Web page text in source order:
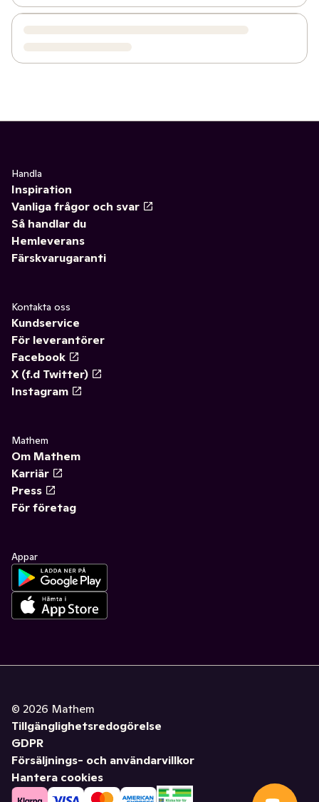
Handla
Inspiration
Vanliga frågor och svar
Så handlar du
Hemleverans
Färskvarugaranti
Kontakta oss
Kundservice
För leverantörer
Facebook
X (f.d Twitter)
Instagram
Mathem
Om Mathem
Karriär
Press
För företag
Appar
© 2026 Mathem
Tillgänglighetsredogörelse
GDPR
Försäljnings- och användarvillkor
Hantera cookies